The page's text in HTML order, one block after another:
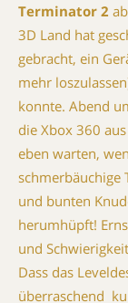
Terminator 2
3D Land hat
gebracht, ein
mehr
konnte. Abend
die Xbox 360 aus 
eben warten,
schmerbäuchige
und bunten
herumhüpft!
und
Dass das
überraschend 